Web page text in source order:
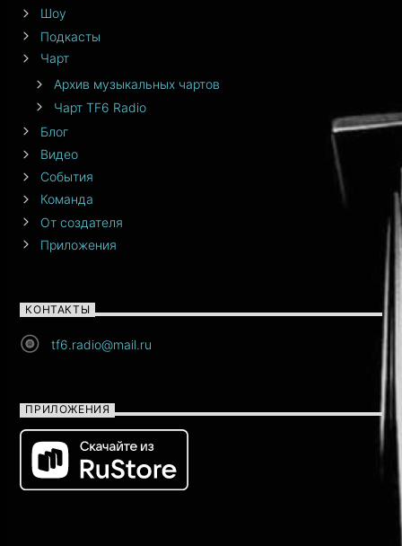
Шоу
Подкасты
Чарт
Архив музыкальных чартов
Чарт TF6 Radio
Блог
Видео
События
Команда
От создателя
Приложения
КОНТАКТЫ
tf6.radio@mail.ru
ПРИЛОЖЕНИЯ